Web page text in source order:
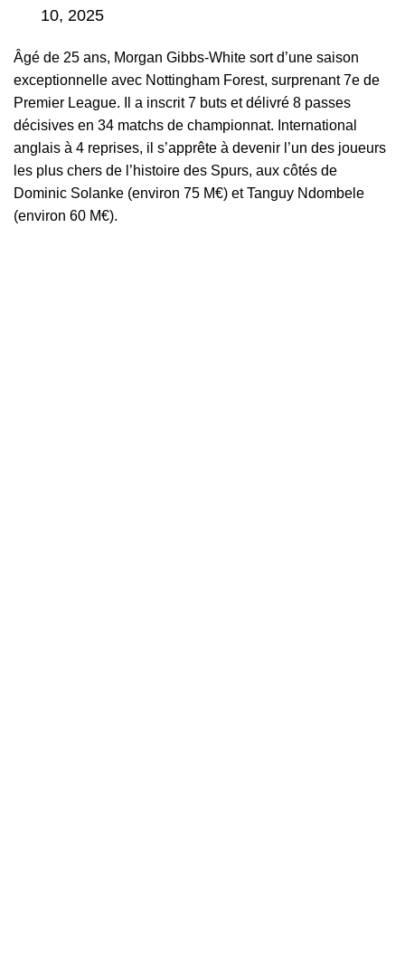
10, 2025
Âgé de 25 ans, Morgan Gibbs-White sort d’une saison
exceptionnelle avec Nottingham Forest, surprenant 7e de
Premier League. Il a inscrit 7 buts et délivré 8 passes
décisives en 34 matchs de championnat. International
anglais à 4 reprises, il s’apprête à devenir l’un des joueurs
les plus chers de l’histoire des Spurs, aux côtés de
Dominic Solanke (environ 75 M€) et Tanguy Ndombele
(environ 60 M€).